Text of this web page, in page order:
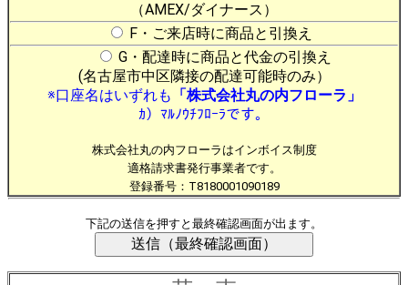
（AMEX/ダイナース）
F・ご来店時に商品と引換え
G・配達時に商品と代金の引換え
(名古屋市中区隣接の配達可能時のみ）
※口座名はいずれも 「株式会社丸の内フローラ」
ｶ）ﾏﾙﾉｳﾁﾌﾛｰﾗです。
株式会社丸の内フローラはインボイス制度
適格請求書発行事業者です。
登録番号：T8180001090189
下記の送信を押すと最終確認画面が出ます。